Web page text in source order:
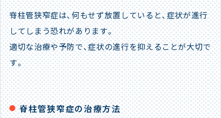
脊柱管狭窄症は、何もせず放置していると、症状が進行
してしまう恐れがあります。
適切な治療や予防で、症状の進行を抑えることが大切で
す。
脊柱管狭窄症の治療方法